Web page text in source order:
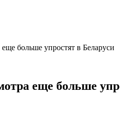
больше упростят в Беларуси
еще больше